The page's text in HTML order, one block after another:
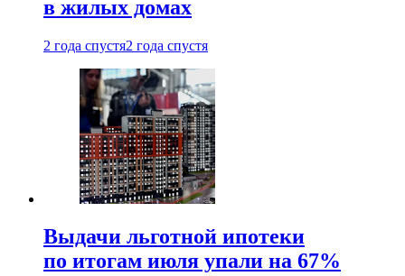
в жилых домах
2 года спустя2 года спустя
Выдачи льготной ипотеки
по итогам июля упали на 67%